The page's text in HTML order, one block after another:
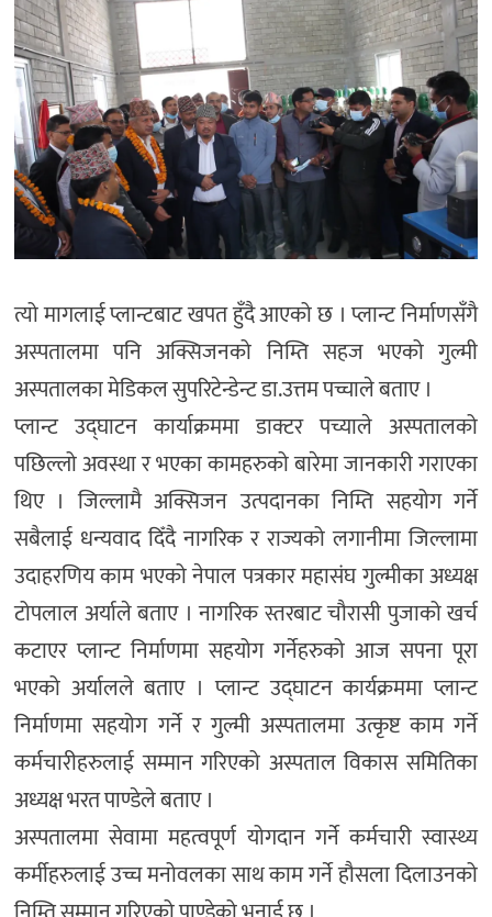
त्यो मागलाई प्लान्टबाट खपत हुँदै आएको छ । प्लान्ट निर्माणसँगै
अस्पतालमा पनि अक्सिजनको निम्ति सहज भएको गुल्मी
अस्पतालका मेडिकल सुपरिटेन्डेन्ट डा.उत्तम पच्चाले बताए ।
प्लान्ट उद्घाटन कार्याक्रममा डाक्टर पच्याले अस्पतालको
पछिल्लो अवस्था र भएका कामहरुको बारेमा जानकारी गराएका
थिए । जिल्लामै अक्सिजन उत्पदानका निम्ति सहयोग गर्ने
सबैलाई धन्यवाद दिँदै नागरिक र राज्यको लगानीमा जिल्लामा
उदाहरणिय काम भएको नेपाल पत्रकार महासंघ गुल्मीका अध्यक्ष
टोपलाल अर्याले बताए । नागरिक स्तरबाट चौरासी पुजाको खर्च
कटाएर प्लान्ट निर्माणमा सहयोग गर्नेहरुको आज सपना पूरा
भएको अर्यालले बताए । प्लान्ट उद्घाटन कार्यक्रममा प्लान्ट
निर्माणमा सहयोग गर्ने र गुल्मी अस्पतालमा उत्कृष्ट काम गर्ने
कर्मचारीहरुलाई सम्मान गरिएको अस्पताल विकास समितिका
अध्यक्ष भरत पाण्डेले बताए ।
अस्पतालमा सेवामा महत्वपूर्ण योगदान गर्ने कर्मचारी स्वास्थ्य
कर्मीहरुलाई उच्च मनोवलका साथ काम गर्ने हौसला दिलाउनको